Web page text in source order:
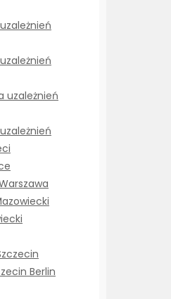
uzależnień
Berlin